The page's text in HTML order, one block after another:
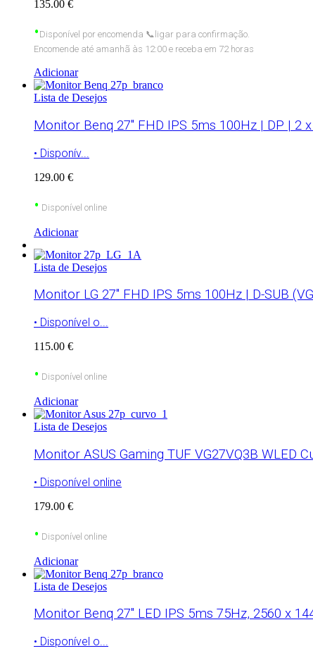
135.00 €
• Disponível por encomenda 📞 ligar para confirmação.
Encomende até amanhã às 12:00 e receba em 72 horas
Adicionar
Lista de Desejos
Monitor Benq 27″ FHD IPS 5ms 100Hz | DP | 2
• Disponív...
129.00 €
• Disponível online
Adicionar
Lista de Desejos
Monitor LG 27″ FHD IPS 5ms 100Hz | D-SUB
• Disponível o...
115.00 €
• Disponível online
Adicionar
Lista de Desejos
Monitor ASUS Gaming TUF VG27VQ3B WLED
• Disponível online
179.00 €
• Disponível online
Adicionar
Lista de Desejos
Monitor Benq 27″ LED IPS 5ms 75Hz, 2560 x
• Disponível o...